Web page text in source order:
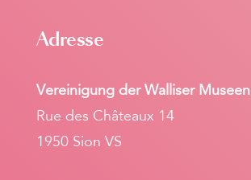
Adresse
Vereinigung der Walliser Museen
Rue des Châteaux 14
1950 Sion VS